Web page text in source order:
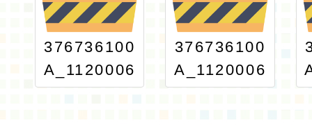
376736100
A_1120006
092_ATTA
376736100
A_1120006
092_ATTA